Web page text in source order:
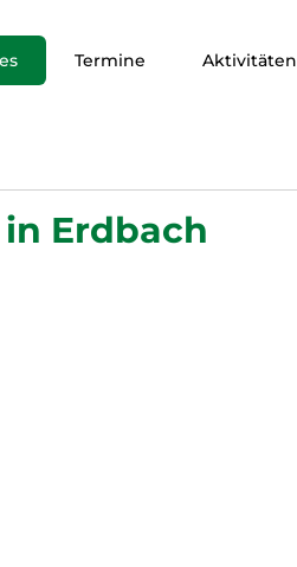
Termine Aktivitäten
Erdbach